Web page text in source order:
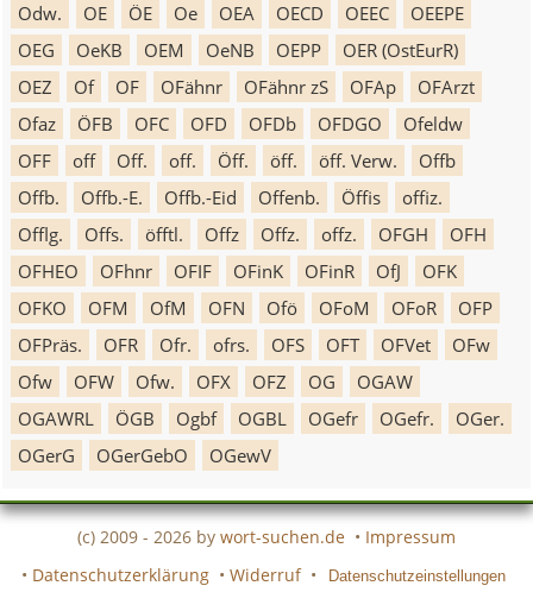
Odw.
OE ÖE Oe OEA OECD OEEC
OEEPE
OEG
OeKB OEM OeNB OEPP
OER (OstEurR)
OEZ
Of OF OFähnr OFähnr zS OFAp
OFArzt
Ofaz
ÖFB OFC OFD OFDb OFDGO
Ofeldw
OFF
off Off. off. Öff. öff. öff. Verw.
Offb
Offb.
Offb.-E. Offb.-Eid Offenb. Öffis
offiz.
Offlg.
Offs. öfftl. Offz Offz. offz. OFGH
OFH
OFHEO
OFhnr OFIF OFinK OFinR OfJ
OFK
OFKO
OFM OfM OFN Ofö OFoM OFoR
OFP
OFPräs.
OFR Ofr. ofrs. OFS OFT OFVet
OFw
Ofw
OFW Ofw. OFX OFZ OG
OGAW
OGAWRL
ÖGB Ogbf OGBL OGefr OGefr.
OGer.
OGerG
OGerGebO OGewV
(c) 2009 - 2026 by wort-suchen.de • Impressum
• Datenschutzerklärung • Widerruf • Datenschutzeinstellungen